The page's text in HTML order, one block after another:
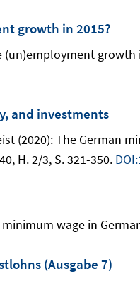
growth in 2015?
and investments
(2020): The German
H. 2/3, S. 321-350.
wage in
(Ausgabe 7)